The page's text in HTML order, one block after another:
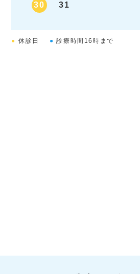
30 31
● 休診日 ● 診療時間16時まで